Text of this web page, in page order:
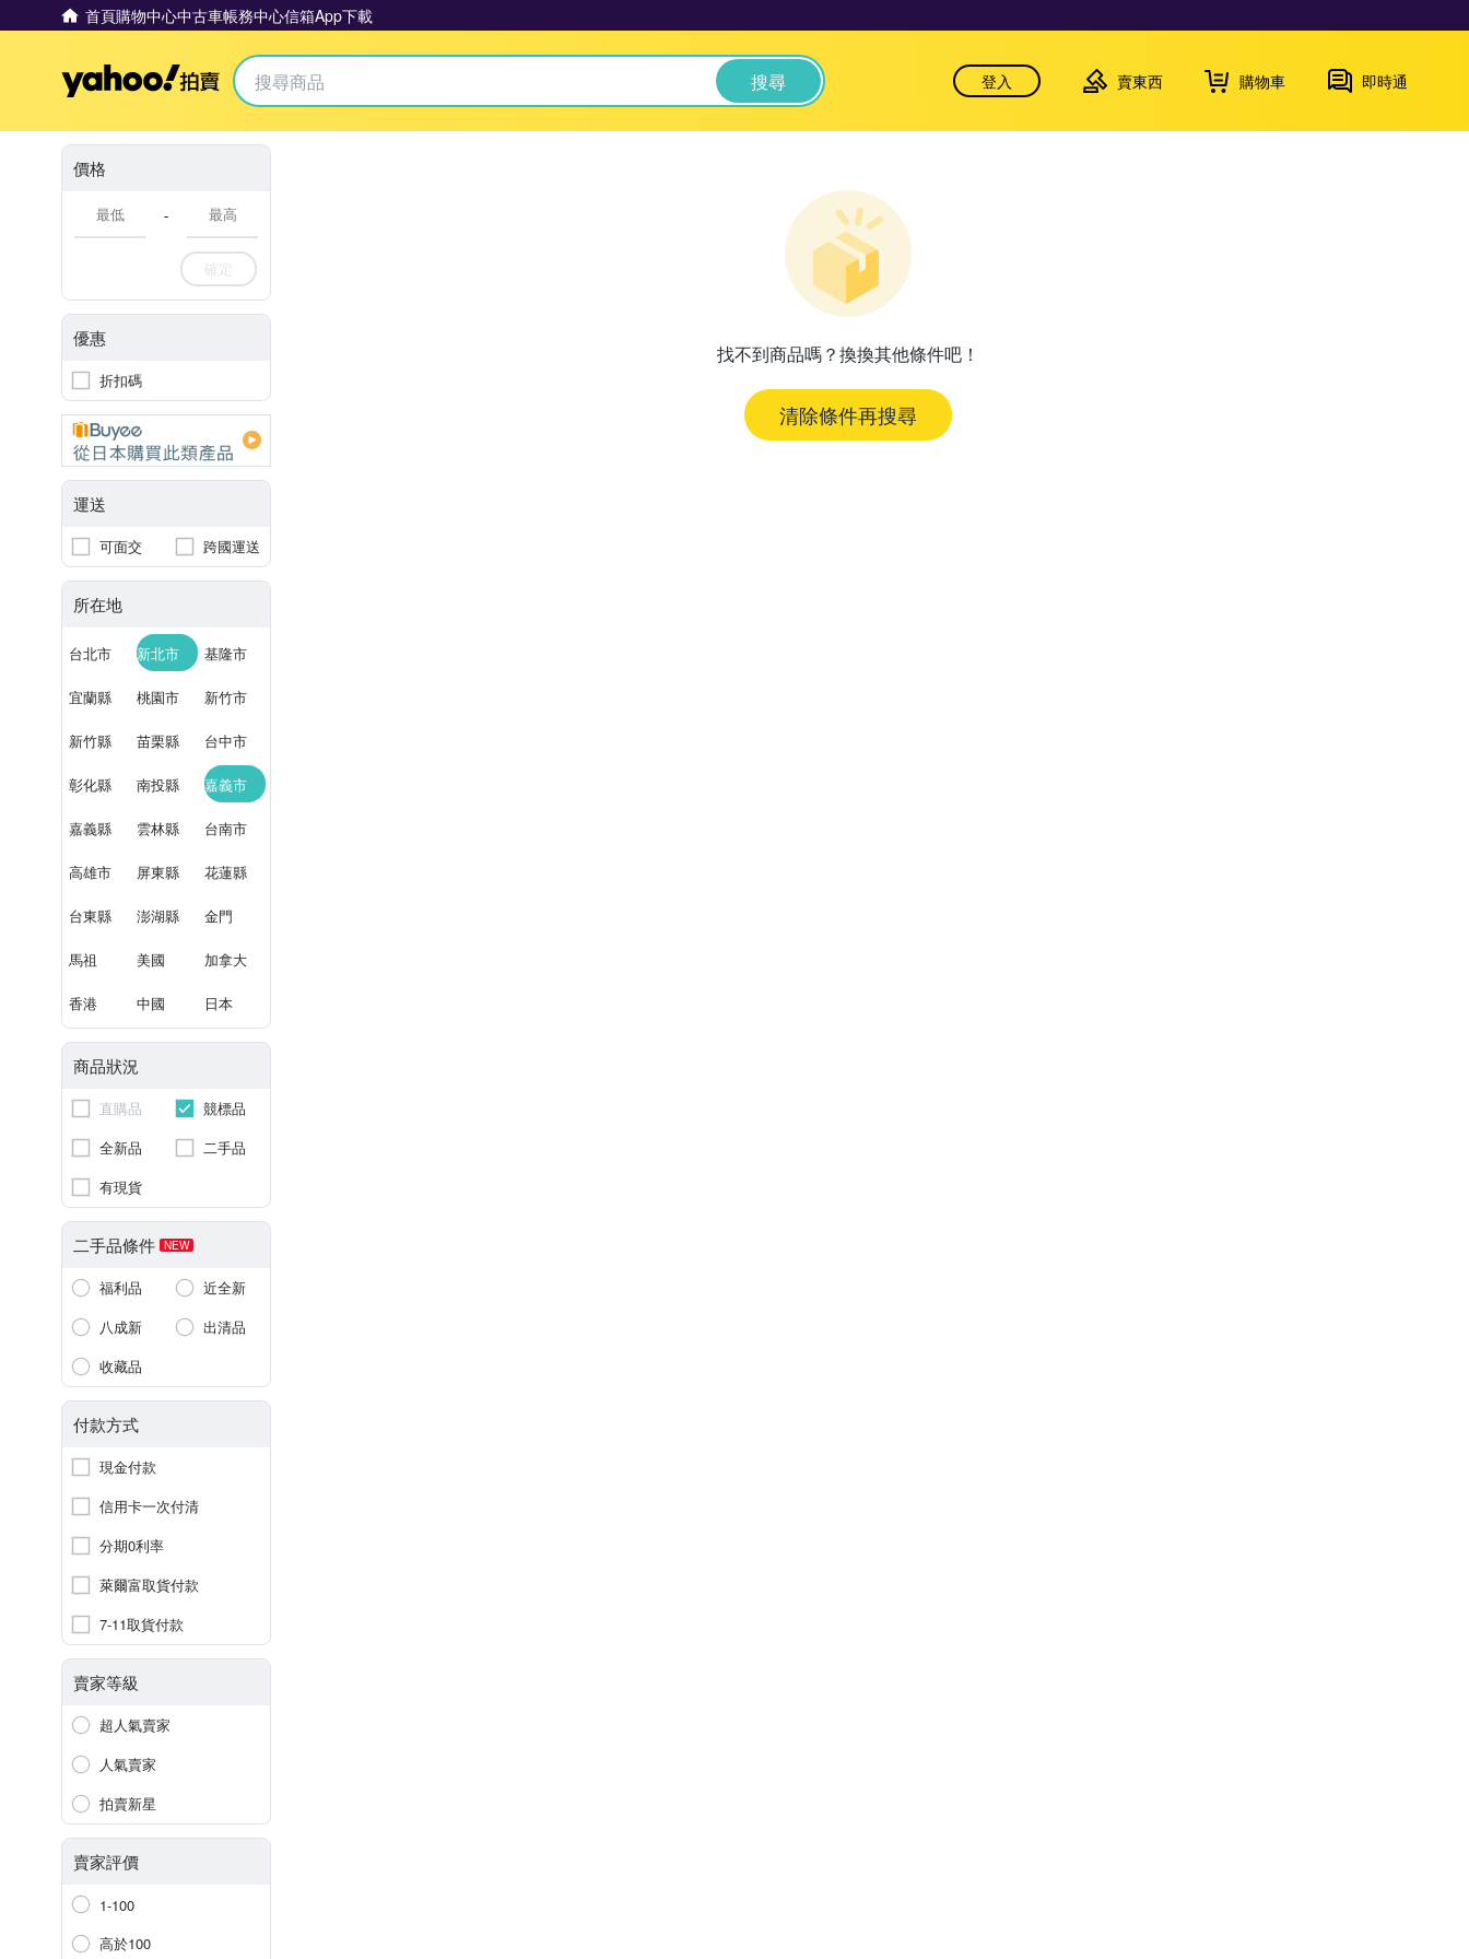
首頁購物中心中古車帳務中心信箱App下載
Yahoo拍賣 搜尋 登入 賣東西 購物車 即時通
價格
-
確定
優惠
折扣碼
運送
可面交 跨國運送
所在地
台北市 新北市 基隆市
宜蘭縣 桃園市 新竹市
新竹縣 苗栗縣 台中市
彰化縣 南投縣 嘉義市
嘉義縣 雲林縣 台南市
高雄市 屏東縣 花蓮縣
台東縣 澎湖縣 金門
馬祖 美國 加拿大
香港 中國 日本
商品狀況
直購品
競標品
全新品
二手品
有現貨
二手品條件 NEW
福利品
近全新
八成新
出清品
收藏品
付款方式
現金付款
信用卡一次付清
分期0利率
萊爾富取貨付款
7-11取貨付款
賣家等級
超人氣賣家
人氣賣家
拍賣新星
賣家評價
1-100
高於100
找不到商品嗎？換換其他條件吧！
清除條件再搜尋